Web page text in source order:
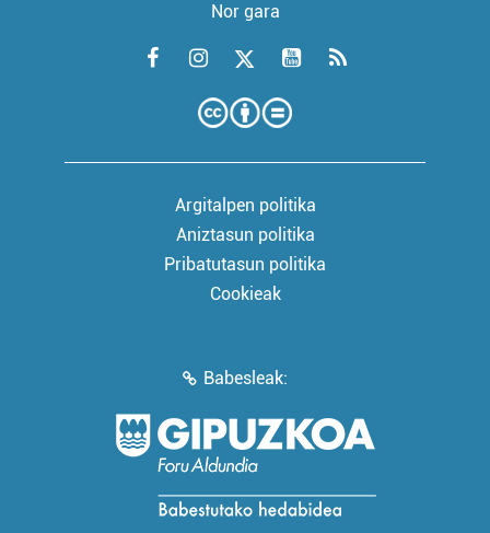
Nor gara
Argitalpen politika
Aniztasun politika
Pribatutasun politika
Cookieak
Babesleak: